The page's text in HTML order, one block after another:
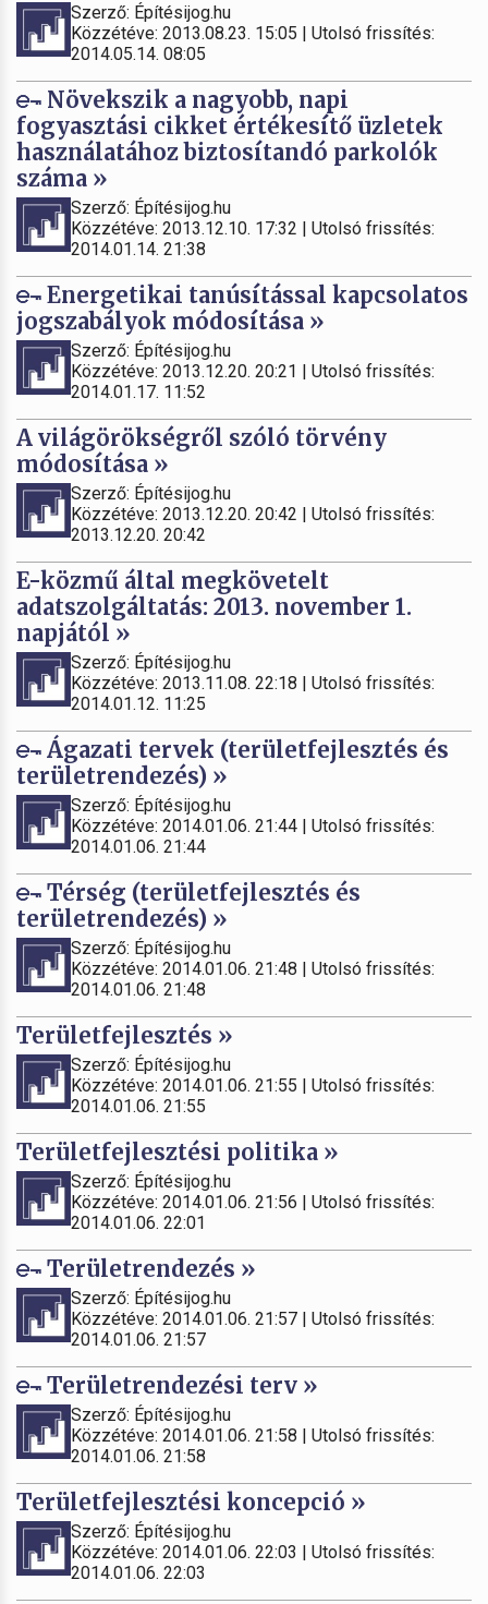
Szerző: Építésijog.hu
Közzétéve: 2013.08.23. 15:05 | Utolsó frissítés:
2014.05.14. 08:05
Növekszik a nagyobb, napi
fogyasztási cikket értékesítő üzletek
használatához biztosítandó parkolók
száma »
Szerző: Építésijog.hu
Közzétéve: 2013.12.10. 17:32 | Utolsó frissítés:
2014.01.14. 21:38
Energetikai tanúsítással kapcsolatos
jogszabályok módosítása »
Szerző: Építésijog.hu
Közzétéve: 2013.12.20. 20:21 | Utolsó frissítés:
2014.01.17. 11:52
A világörökségről szóló törvény
módosítása »
Szerző: Építésijog.hu
Közzétéve: 2013.12.20. 20:42 | Utolsó frissítés:
2013.12.20. 20:42
E-közmű által megkövetelt
adatszolgáltatás: 2013. november 1.
napjától »
Szerző: Építésijog.hu
Közzétéve: 2013.11.08. 22:18 | Utolsó frissítés:
2014.01.12. 11:25
Ágazati tervek (területfejlesztés és
területrendezés) »
Szerző: Építésijog.hu
Közzétéve: 2014.01.06. 21:44 | Utolsó frissítés:
2014.01.06. 21:44
Térség (területfejlesztés és
területrendezés) »
Szerző: Építésijog.hu
Közzétéve: 2014.01.06. 21:48 | Utolsó frissítés:
2014.01.06. 21:48
Területfejlesztés »
Szerző: Építésijog.hu
Közzétéve: 2014.01.06. 21:55 | Utolsó frissítés:
2014.01.06. 21:55
Területfejlesztési politika »
Szerző: Építésijog.hu
Közzétéve: 2014.01.06. 21:56 | Utolsó frissítés:
2014.01.06. 22:01
Területrendezés »
Szerző: Építésijog.hu
Közzétéve: 2014.01.06. 21:57 | Utolsó frissítés:
2014.01.06. 21:57
Területrendezési terv »
Szerző: Építésijog.hu
Közzétéve: 2014.01.06. 21:58 | Utolsó frissítés:
2014.01.06. 21:58
Területfejlesztési koncepció »
Szerző: Építésijog.hu
Közzétéve: 2014.01.06. 22:03 | Utolsó frissítés:
2014.01.06. 22:03